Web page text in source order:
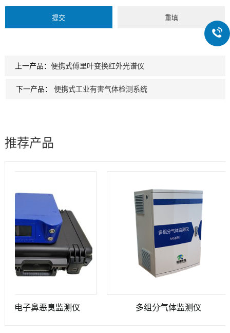
上一产品： 便携式傅里叶变换红外光谱仪
下一产品： 便携式工业有害气体检测系统
推荐产品
电子鼻恶臭监测仪 多组分气体监测仪